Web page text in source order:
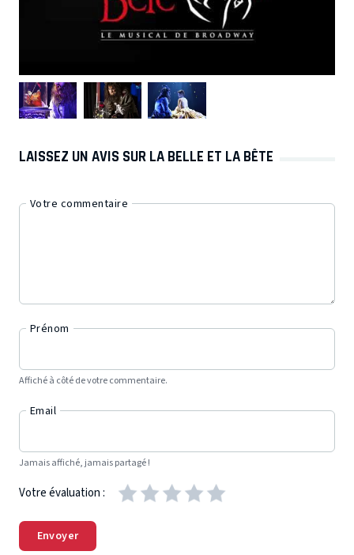
LAISSEZ UN AVIS SUR LA BELLE ET LA BÊTE
Votre commentaire
Prénom
Affiché à côté de votre commentaire.
Email
Jamais affiché, jamais partagé !
Votre évaluation :
Envoyer